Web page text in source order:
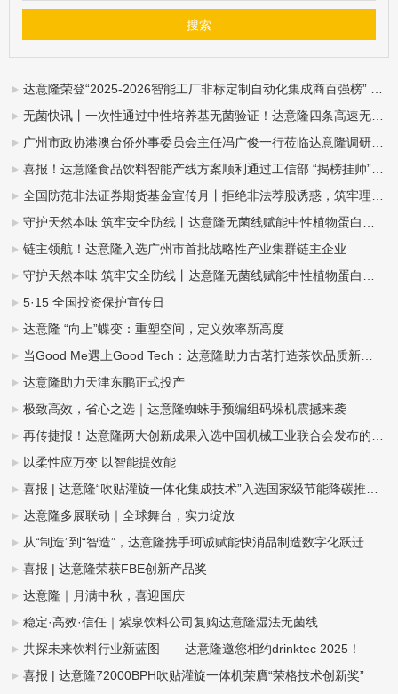
达意隆荣登“2025-2026智能工厂非标定制自动化集成商百强榜” ——智造实力再获业界权威认可
无菌快讯丨一次性通过中性培养基无菌验证！达意隆四条高速无菌整线落地中山东鹏
广州市政协港澳台侨外事委员会主任冯广俊一行莅临达意隆调研指导
喜报！达意隆食品饮料智能产线方案顺利通过工信部 “揭榜挂帅”项目验收
全国防范非法证券期货基金宣传月丨拒绝非法荐股诱惑，筑牢理性投资防线
守护天然本味 筑牢安全防线丨达意隆无菌线赋能中性植物蛋白饮料全域发展（杏仁露篇）
链主领航！达意隆入选广州市首批战略性产业集群链主企业
守护天然本味 筑牢安全防线丨达意隆无菌线赋能中性植物蛋白饮料全域发展（豆奶篇）
5·15 全国投资保护宣传日
达意隆 “向上”蝶变：重塑空间，定义效率新高度
当Good Me遇上Good Tech：达意隆助力古茗打造茶饮品质新标杆
达意隆助力天津东鹏正式投产
极致高效，省心之选｜达意隆蜘蛛手预编组码垛机震撼来袭
再传捷报！达意隆两大创新成果入选中国机械工业联合会发布的百项机械工业科技成果推广项目名单
以柔性应万变 以智能提效能
喜报 | 达意隆“吹贴灌旋一体化集成技术”入选国家级节能降碳推荐目录
达意隆多展联动｜全球舞台，实力绽放
从“制造”到“智造”，达意隆携手珂诚赋能快消品制造数字化跃迁
喜报 | 达意隆荣获FBE创新产品奖
达意隆｜月满中秋，喜迎国庆
稳定·高效·信任｜紫泉饮料公司复购达意隆湿法无菌线
共探未来饮料行业新蓝图——达意隆邀您相约drinktec 2025！
喜报 | 达意隆72000BPH吹贴灌旋一体机荣膺“荣格技术创新奖”